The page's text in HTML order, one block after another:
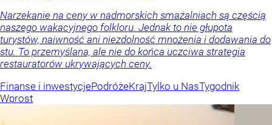
Narzekanie na ceny w nadmorskich smażalniach są częścią
naszego wakacyjnego folkloru. Jednak to nie głupota
turystów, naiwność ani niezdolność mnożenia i dodawania do
stu. To przemyślana, ale nie do końca uczciwa strategia
restauratorów ukrywających ceny.
Finanse i inwestycjePodróżeKrajTylko u NasTygodnik
Wprost